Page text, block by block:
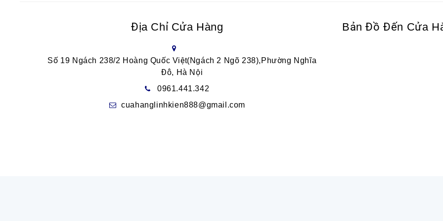
Địa Chỉ Cửa Hàng
Số 19 Ngách 238/2 Hoàng Quốc Việt(Ngách 2 Ngõ 238),Phường Nghĩa
Đô, Hà Nội
0961.441.342
cuahanglinhkien888@gmail.com
Bản Đồ Đến Cửa